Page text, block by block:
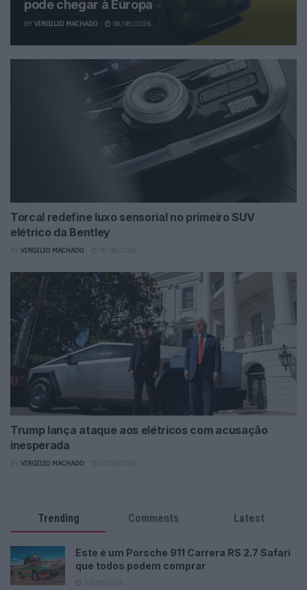
pode chegar à Europa
BY VIRGILIO MACHADO 08/08/2026
Torcal redefine luxo sensorial no primeiro SUV
elétrico da Bentley
VIRGILIO MACHADO
Trump lança ataque aos elétricos com acusação
inesperada
VIRGILIO MACHADO
Trending Comments Latest
Este é um Porsche 911 Carrera RS 2.7 Safari
que todos podem comprar